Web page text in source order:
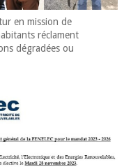
en mission de
réclament
dégradées ou